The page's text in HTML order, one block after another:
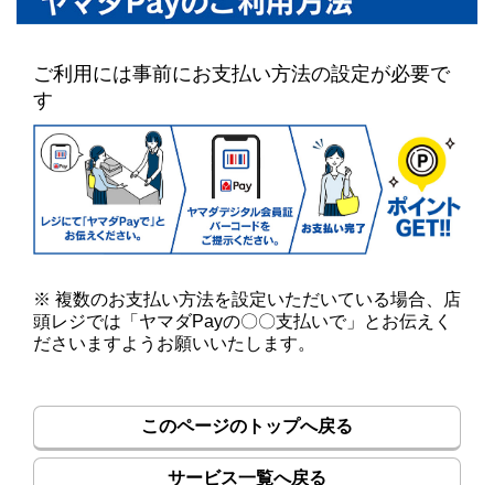
ご利用には事前にお支払い方法の設定が必要で
す
※ 複数のお支払い方法を設定いただいている場合、店
頭レジでは「ヤマダPayの〇〇支払いで」とお伝えく
ださいますようお願いいたします。
このページのトップへ戻る
サービス一覧へ戻る